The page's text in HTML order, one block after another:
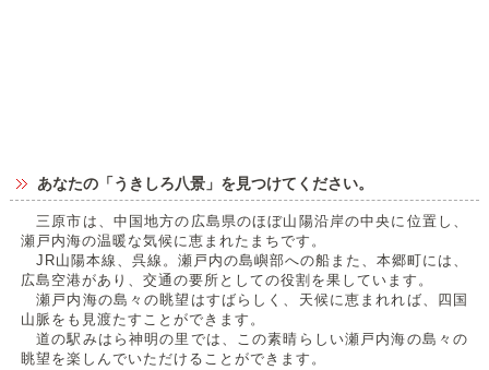
あなたの「うきしろ八景」を見つけてください。
三原市は、中国地方の広島県のほぼ山陽沿岸の中央に位置し、
瀬戸内海の温暖な気候に恵まれたまちです。
JR山陽本線、呉線。瀬戸内の島嶼部への船また、本郷町には、
広島空港があり、交通の要所としての役割を果しています。
瀬戸内海の島々の眺望はすばらしく、天候に恵まれれば、四国
山脈をも見渡たすことができます。
道の駅みはら神明の里では、この素晴らしい瀬戸内海の島々の
眺望を楽しんでいただけることができます。